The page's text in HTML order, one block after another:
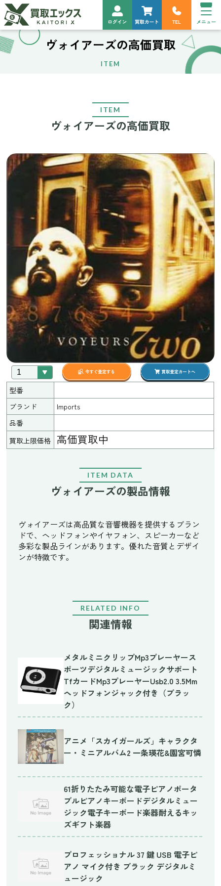
ヴォイアーズの高価買取
ITEM
ITEM
ヴォイアーズの高価買取
型番
ブランド
Imports
品番
買取上限価格
高価買取中
ITEM DATA
ヴォイアーズの製品情報
ヴォイアーズは高品質な音響機器を提供するブラン
ドで、ヘッドフォンやイヤフォン、スピーカーなど
多彩な製品ラインがあります。優れた音質とデザイ
ンが特徴です。
RELATED INFO
関連情報
メタルミニクリップMp3プレーヤース
ポーツデジタルミュージックサポート
TfカードMp3プレーヤーUsb2.0 3.5Mm
ヘッドフォンジャック付き（ブラッ
ク）
アニメ「スカイガールズ」キャラクタ
ー・ミニアルバム2 一条瑛花&園宮可憐
61折りたたみ可能な電子ピアノポータ
ブルピアノキーボードデジタルミュー
ジック電子キーボード楽器耐えるキッ
ズギフト楽器
プロフェッショナル 37 鍵 USB 電子ピ
アノ マイク付き ブラック デジタルミ
ュージック